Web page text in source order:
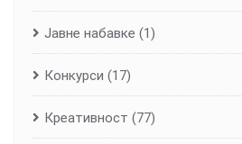
Јавне набавке (1)
Конкурси (17)
Креативност (77)